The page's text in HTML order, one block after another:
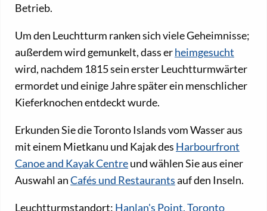
Betrieb.
Um den Leuchtturm ranken sich viele Geheimnisse;
außerdem wird gemunkelt, dass erheimgesucht
wird, nachdem 1815 sein erster Leuchtturmwärter
ermordet und einige Jahre später ein menschlicher
Kieferknochen entdeckt wurde.
Erkunden Sie die Toronto Islands vom Wasser aus
mit einem Mietkanu und Kajak des Harbourfront
Canoe and Kayak Centreund wählen Sie aus einer
Auswahl anCafés und Restaurantsauf den Inseln.
Leuchtturmstandort: Hanlan's Point, Toronto